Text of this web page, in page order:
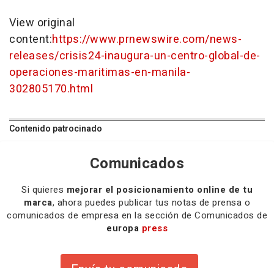
View original
content:https://www.prnewswire.com/news-
releases/crisis24-inaugura-un-centro-global-de-
operaciones-maritimas-en-manila-
302805170.html
Contenido patrocinado
Comunicados
Si quieres mejorar el posicionamiento online de tu
marca, ahora puedes publicar tus notas de prensa o
comunicados de empresa en la sección de Comunicados de
europa press